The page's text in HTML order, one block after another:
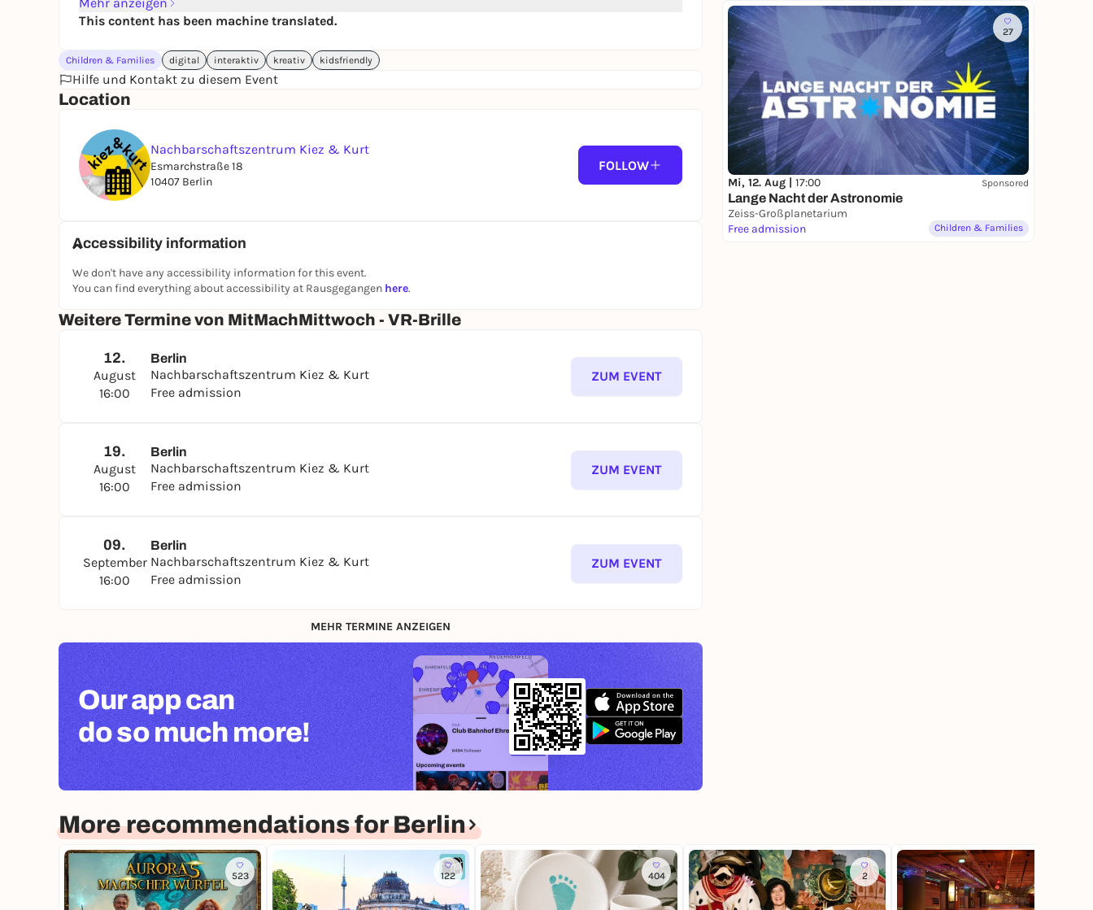
27
Mi, 12. Aug | 17:00 Sponsored
Lange Nacht der Astronomie
Zeiss-Großplanetarium
Free admission
Children & Families
This content has been machine translated.
Children & Families digital interaktiv kreativ kidsfriendly
Hilfe und Kontakt zu diesem Event
Location
Nachbarschaftszentrum Kiez & Kurt
Esmarchstraße 18
10407 Berlin
FOLLOW
Accessibility information
We don't have any accessibility information for this event.
You can find everything about accessibility at Rausgegangen here.
Weitere Termine von MitMachMittwoch - VR-Brille
12.
August
16:00
Berlin
Nachbarschaftszentrum Kiez & Kurt
Free admission
ZUM EVENT
19.
August
16:00
Berlin
Nachbarschaftszentrum Kiez & Kurt
Free admission
ZUM EVENT
09.
September
16:00
Berlin
Nachbarschaftszentrum Kiez & Kurt
Free admission
ZUM EVENT
MEHR TERMINE ANZEIGEN
Our app can
do so much more!
More recommendations for Berlin
523 122 404 2